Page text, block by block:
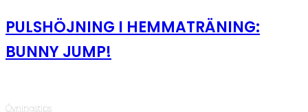
PULSHÖJNING I HEMMATRÄNING:
BUNNY JUMP!
Övningstips